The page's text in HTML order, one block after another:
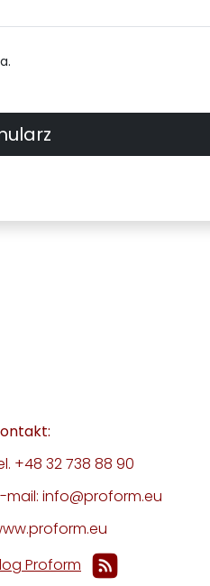
+48 32 738 88 90
mail: info@proform.eu
Proform